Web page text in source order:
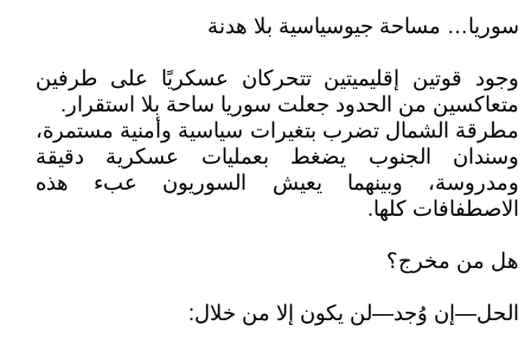
سوريا… مساحة جيوسياسية بلا هدنة
وجود قوتين إقليميتين تتحركان عسكريًا على طرفين
متعاكسين من الحدود جعلت سوريا ساحة بلا استقرار.
مطرقة الشمال تضرب بتغيرات سياسية وأمنية مستمرة،
وسندان الجنوب يضغط بعمليات عسكرية دقيقة
ومدروسة، وبينهما يعيش السوريون عبء هذه
الاصطفافات كلها.
هل من مخرج؟
الحل—إن وُجد—لن يكون إلا من خلال: